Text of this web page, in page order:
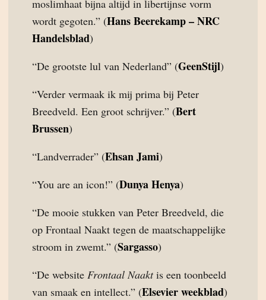
moslimhaat bijna altijd in libertijnse vorm
wordt gegoten.” (Hans Beerekamp – NRC
Handelsblad)
“De grootste lul van Nederland” (GeenStijl)
“Verder vermaak ik mij prima bij Peter
Breedveld. Een groot schrijver.” (Bert
Brussen)
“Landverrader” (Ehsan Jami)
“You are an icon!” (Dunya Henya)
“De mooie stukken van Peter Breedveld, die
op Frontaal Naakt tegen de maatschappelijke
stroom in zwemt.” (Sargasso)
“De website Frontaal Naaktis een toonbeeld
van smaak en intellect.” (Elsevier weekblad)